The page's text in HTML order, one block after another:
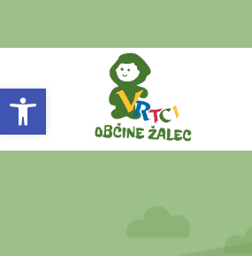
Open toolbar